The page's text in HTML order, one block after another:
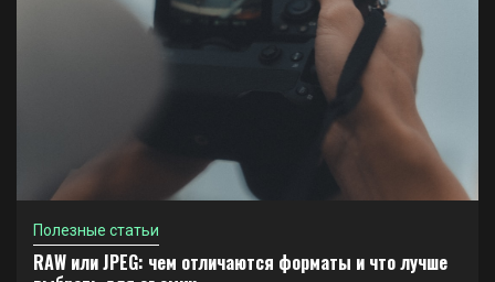
Полезные статьи
RAW или JPEG: чем отличаются форматы и что лучше